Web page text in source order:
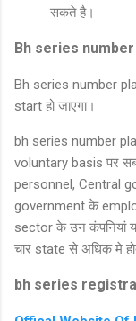
सकते है।
Bh series
Bh series number
start हो जाएगा।
bh series number
voluntary basis पर
personnel, Central
government के
sector के उन कंपनियां या
चार state से अधिक मे
bh series